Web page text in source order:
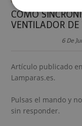
CÓMO
VENTILADOR
6 De
Artículo publicado
Lamparas.es.
Pulsas el mando y
sin responder.